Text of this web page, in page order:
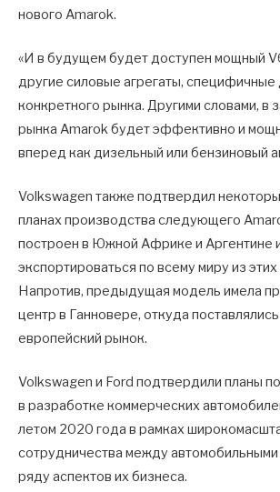
нового Amarok.
«И в будущем будет доступен мощный
другие силовые агрегаты,
конкретного рынка. Другими словами, в
рынка Amarok будет эффективно и
вперед как дизельный или бензиновый
Volkswagen также подтвердил
планах производства следующего
построен в Южной Африке и Аргентине
экспортироваться по всему миру из
Напротив, предыдущая модель имела
центр в Ганновере, откуда
европейский рынок.
Volkswagen и Ford подтвердили планы
в разработке коммерческих
летом 2020 года в рамках
сотрудничества между автомобильными
ряду аспектов их бизнеса.